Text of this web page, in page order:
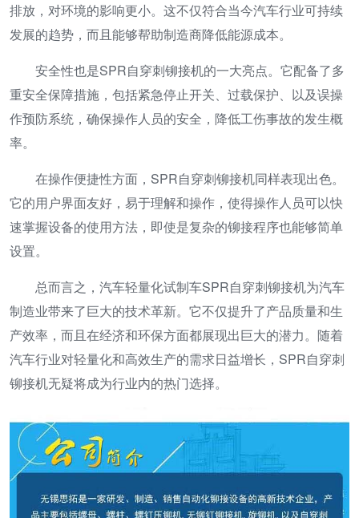
排放，对环境的影响更小。这不仅符合当今汽车行业可持续
发展的趋势，而且能够帮助制造商降低能源成本。
安全性也是SPR自穿刺铆接机的一大亮点。它配备了多
重安全保障措施，包括紧急停止开关、过载保护、以及误操
作预防系统，确保操作人员的安全，降低工伤事故的发生概
率。
在操作便捷性方面，SPR自穿刺铆接机同样表现出色。
它的用户界面友好，易于理解和操作，使得操作人员可以快
速掌握设备的使用方法，即使是复杂的铆接程序也能够简单
设置。
总而言之，汽车轻量化试制车SPR自穿刺铆接机为汽车
制造业带来了巨大的技术革新。它不仅提升了产品质量和生
产效率，而且在经济和环保方面都展现出巨大的潜力。随着
汽车行业对轻量化和高效生产的需求日益增长，SPR自穿刺
铆接机无疑将成为行业内的热门选择。